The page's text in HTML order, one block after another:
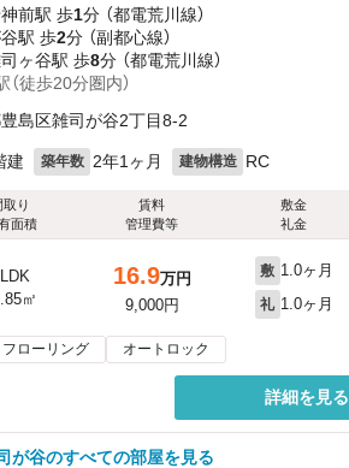
前駅 歩1分 （都電荒川線）
駅 歩2分 （副都心線）
ヶ谷駅 歩8分 （都電荒川線）
（徒歩20分圏内）
島区雑司が谷2丁目8-2
建 築年数 2年1ヶ月 建物構造 RC
取り
面積
賃料
管理費等
敷金
礼金
㎡
16.9万円
9,000円
敷 1.0ヶ月
礼 1.0ヶ月
フローリング オートロック
詳細を見る
が谷のすべての部屋を見る